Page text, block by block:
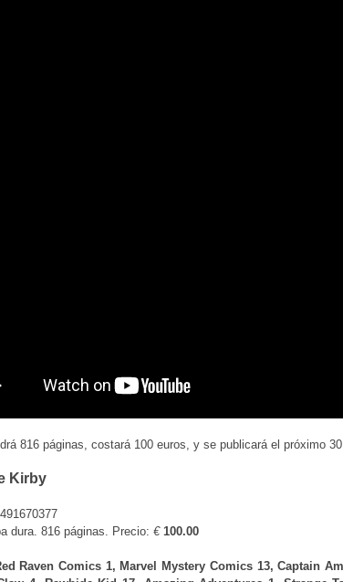
816 páginas, costará 100 euros, y se publicará el próximo
Kirby
dura. 816 páginas. Precio: € 100.00
Raven Comics 1, Marvel Mystery Comics 13, Captain